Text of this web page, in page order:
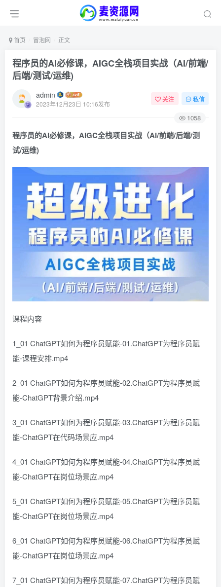
首页 冒泡网 正文
程序员的AI必修课，AIGC全栈项目实战（AI/前端/
后端/测试/运维)
admin
2023年12月23日 10:16发布
关注 私信
1058
程序员的AI必修课，AIGC全栈项目实战（AI/前端/后端/测
试/运维)
课程内容
1_01 ChatGPT如何为程序员赋能-01.ChatGPT为程序员赋
能-课程安排.mp4
2_01 ChatGPT如何为程序员赋能-02.ChatGPT为程序员赋
能-ChatGPT背景介绍.mp4
3_01 ChatGPT如何为程序员赋能-03.ChatGPT为程序员赋
能-ChatGPT在代码场景应.mp4
4_01 ChatGPT如何为程序员赋能-04.ChatGPT为程序员赋
能-ChatGPT在岗位场景应.mp4
5_01 ChatGPT如何为程序员赋能-05.ChatGPT为程序员赋
能-ChatGPT在岗位场景应.mp4
6_01 ChatGPT如何为程序员赋能-06.ChatGPT为程序员赋
能-ChatGPT在岗位场景应.mp4
7_01 ChatGPT如何为程序员赋能-07.ChatGPT为程序员赋